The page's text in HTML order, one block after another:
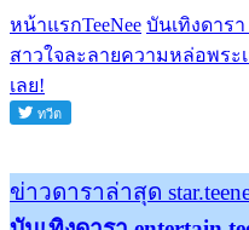
หน้าแรกTeeNee บันเทิงดาร
สาวใจละลายความหล่อพร
เลย!
ข่าวดาราล่าสุด